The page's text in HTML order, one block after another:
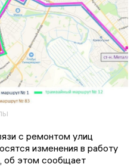
с ремонтом улиц
изменения в работу
об этом сообщает